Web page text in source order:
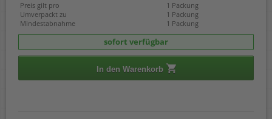
Preis gilt pro
1 Packung
Umverpackt zu
1 Packung
Mindestabnahme
1 Packung
sofort verfügbar
In den Warenkorb